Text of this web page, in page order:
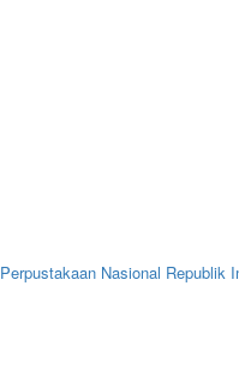
Perpustakaan Nasional Republik